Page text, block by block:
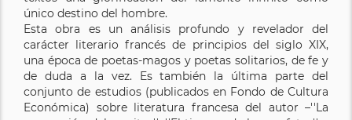
único destino del hombre.
Esta obra es un análisis profundo y revelador del
carácter literario francés de principios del siglo XIX,
una época de poetas-magos y poetas solitarios, de fe y
de duda a la vez. Es también la última parte del
conjunto de estudios (publicados en Fondo de Cultura
Económica) sobre literatura francesa del autor –''La